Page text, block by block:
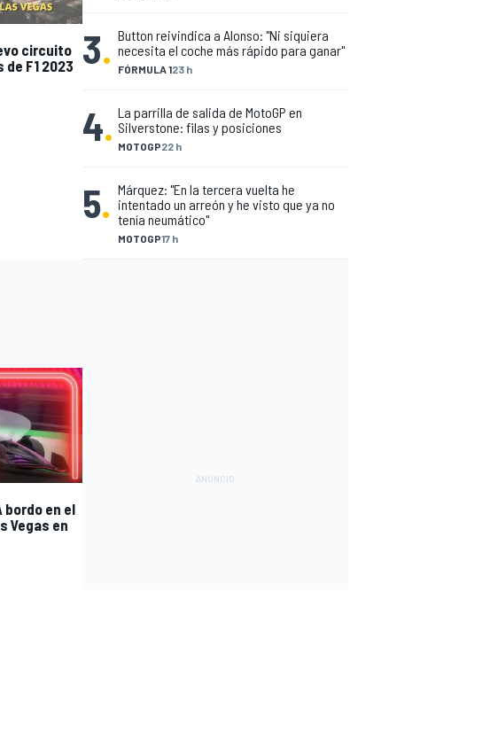
circuito
de F1 2023 3. FÓRMULA 123 h
Button reivindica a Alonso: "Ni siquiera
necesita el coche más rápido para ganar"
4. MOTOGP22 h
La parrilla de salida de MotoGP en
Silverstone: filas y posiciones
5.
MOTOGP17 h
Márquez: "En la tercera vuelta he
intentado un arreón y he visto que ya no
tenía neumático"
bordo en el
Vegas en